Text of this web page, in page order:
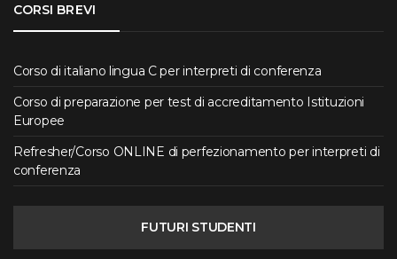
CORSI BREVI
Corso di italiano lingua C per interpreti di conferenza
Corso di preparazione per test di accreditamento Istituzioni
Europee
Refresher/Corso ONLINE di perfezionamento per interpreti di
conferenza
FUTURI STUDENTI